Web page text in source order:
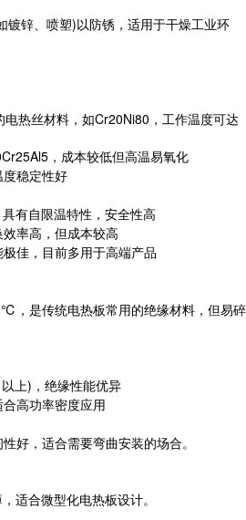
镀锌、喷塑)以防锈，适用于干燥工业环
热丝材料，如Cr20Ni80，工作温度可达
，成本较低但高温易氧化
稳定性好
有自限温特性，安全性高
率高，但成本较高
佳，目前多用于高端产品
，是传统电热板常用的绝缘材料，但易碎
上)，绝缘性能优异
高功率密度应用
好，适合需要弯曲安装的场合。
适合微型化电热板设计。